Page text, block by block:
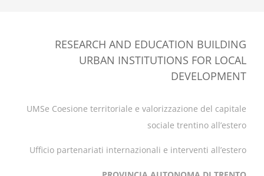
RESEARCH AND EDUCATION BUILDING
URBAN INSTITUTIONS FOR LOCAL
DEVELOPMENT
UMSe Coesione territoriale e valorizzazione del capitale
sociale trentino all’estero
Ufficio partenariati internazionali e interventi all’estero